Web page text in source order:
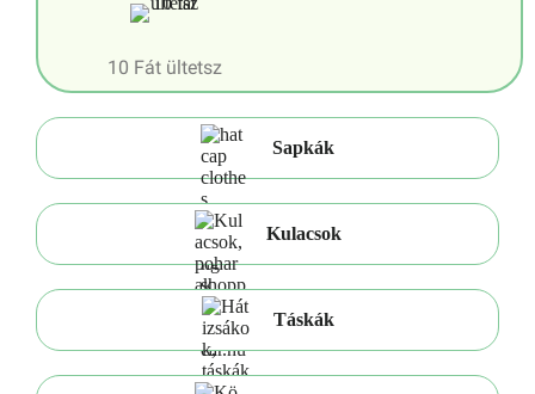
10 Fát ültetsz
Sapkák
Kulacsok
Táskák